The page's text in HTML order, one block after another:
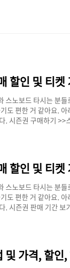
할인 및 티
스노보드 타시는 분
도 편한 거 같아요.
. 시즌권 구매하기
행되니 빠르게 구매
판매가 50만원최대
할인 및 티
스노보드 타시는 분
도 편한 거 같아요.
. 시즌권 판매 기간
로 진행되니 빠르게
가 1차10/21 ~ 11/